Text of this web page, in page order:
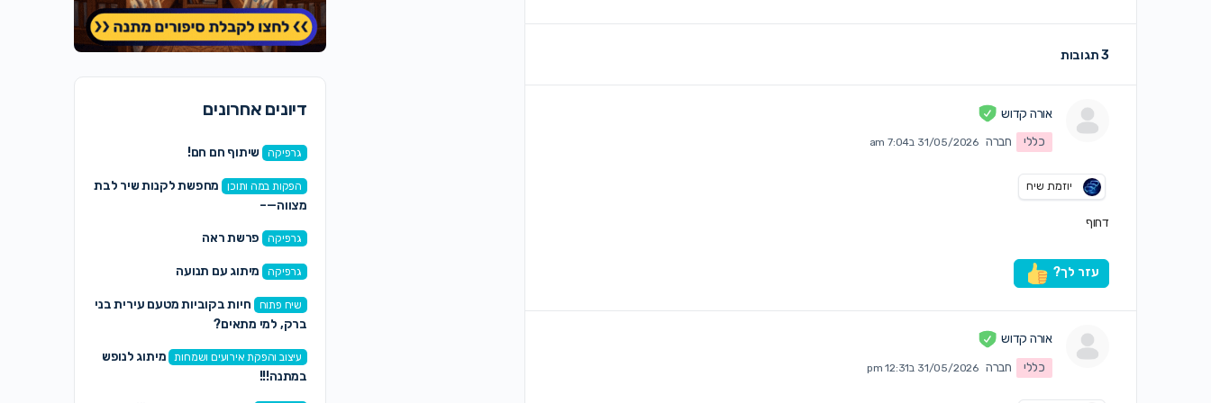
3 תגובות
אורה קדוש
כללי
חברה 31/05/2026 ב7:04 am
יוזמת שיח
דחוף
עזר לך?
אורה קדוש
כללי
חברה 31/05/2026 ב12:31 pm
דיונים אחרונים
גרפיקה שיתוף חם חם!
הפקות במה ותוכן
מחפשת לקנות שיר לבת
מצווה—–
גרפיקה פרשת ראה
גרפיקה מיתוג עם תנועה
שיח פתוח
חיות בקוביות מטעם עירית בני
ברק, למי מתאים?
עיצוב והפקת אירועים ושמחות
מיתוג לנופש
במתנה!!!